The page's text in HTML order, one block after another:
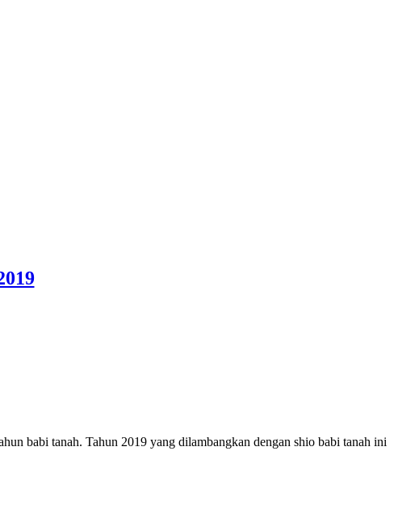
babi tanah. Tahun 2019 yang dilambangkan dengan shio babi tanah ini